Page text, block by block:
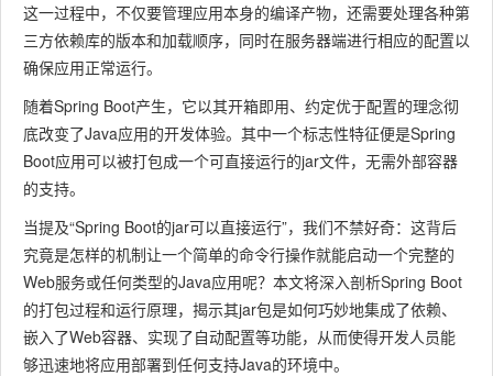
这一过程中，不仅要管理应用本身的编译产物，还需要处理各种第
三方依赖库的版本和加载顺序，同时在服务器端进行相应的配置以
确保应用正常运行。
随着Spring Boot产生，它以其开箱即用、约定优于配置的理念彻
底改变了Java应用的开发体验。其中一个标志性特征便是Spring
Boot应用可以被打包成一个可直接运行的jar文件，无需外部容器
的支持。
当提及“Spring Boot的jar可以直接运行”，我们不禁好奇：这背后
究竟是怎样的机制让一个简单的命令行操作就能启动一个完整的
Web服务或任何类型的Java应用呢？本文将深入剖析Spring Boot
的打包过程和运行原理，揭示其jar包是如何巧妙地集成了依赖、
嵌入了Web容器、实现了自动配置等功能，从而使得开发人员能
够迅速地将应用部署到任何支持Java的环境中。